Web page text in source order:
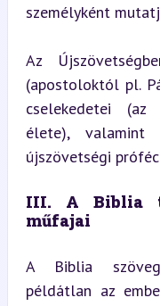
személyként
Az
(apostoloktól pl.
cselekedetei (az
élete), valamint
újszövetségi
III. A Biblia
műfajai
A Biblia
példátlan az